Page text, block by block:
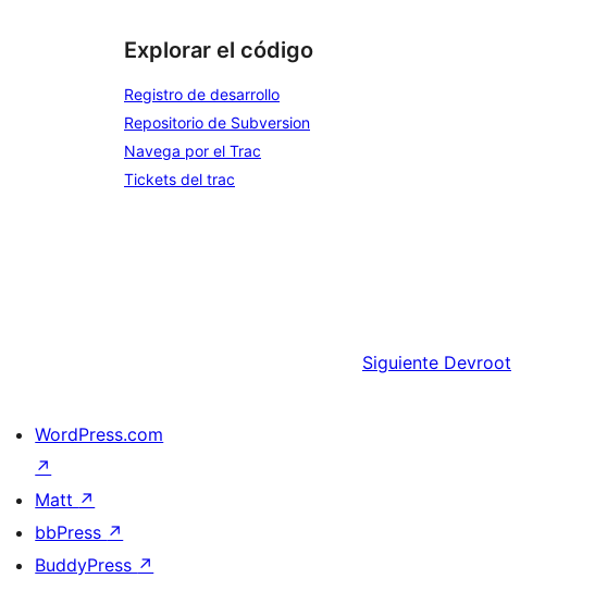
Explorar el código
Registro de desarrollo
Repositorio de Subversion
Navega por el Trac
Tickets del trac
Siguiente Devroot
WordPress.com
↗
Matt ↗
bbPress ↗
BuddyPress ↗